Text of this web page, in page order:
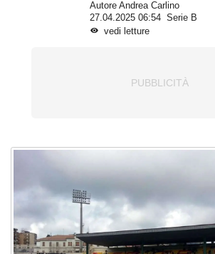
Autore Andrea Carlino
27.04.2025 06:54
Serie B
vedi letture